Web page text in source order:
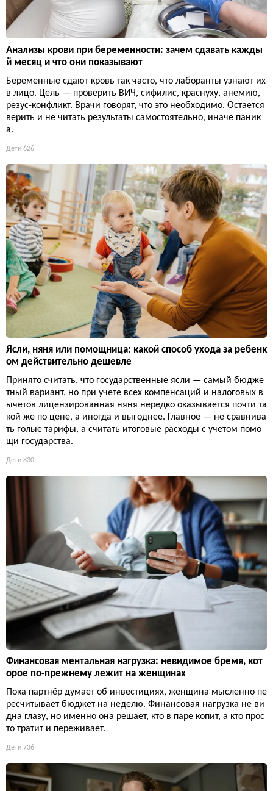
Анализы крови при беременности: зачем сдавать кажды
й месяц и что они показывают
Беременные сдают кровь так часто, что лаборанты узнают их
в лицо. Цель — проверить ВИЧ, сифилис, краснуху, анемию,
резус-конфликт. Врачи говорят, что это необходимо. Остается
верить и не читать результаты самостоятельно, иначе паник
а.
Дети 626
Ясли, няня или помощница: какой способ ухода за ребенк
ом действительно дешевле
Принято считать, что государственные ясли — самый бюдже
тный вариант, но при учете всех компенсаций и налоговых в
ычетов лицензированная няня нередко оказывается почти та
кой же по цене, а иногда и выгоднее. Главное — не сравнива
ть голые тарифы, а считать итоговые расходы с учетом помо
щи государства.
Дети 830
Финансовая ментальная нагрузка: невидимое бремя, кот
орое по-прежнему лежит на женщинах
Пока партнёр думает об инвестициях, женщина мысленно пе
ресчитывает бюджет на неделю. Финансовая нагрузка не ви
дна глазу, но именно она решает, кто в паре копит, а кто прос
то тратит и переживает.
Дети 736